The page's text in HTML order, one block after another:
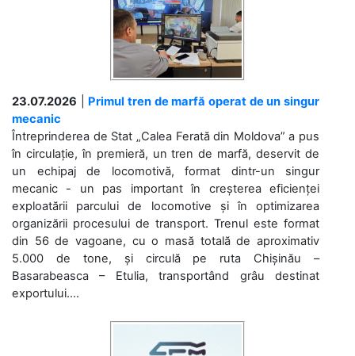
23.07.2026
Primul tren de marfă operat de un singur
mecanic
Întreprinderea de Stat „Calea Ferată din Moldova” a pus
în circulație, în premieră, un tren de marfă, deservit de
un echipaj de locomotivă, format dintr-un singur
mecanic - un pas important în creșterea eficienței
exploatării parcului de locomotive și în optimizarea
organizării procesului de transport. Trenul este format
din 56 de vagoane, cu o masă totală de aproximativ
5.000 de tone, și circulă pe ruta Chișinău –
Basarabeasca – Etulia, transportând grâu destinat
exportului....